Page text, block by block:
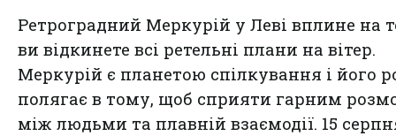
Ретроградний Меркурій у Леві вплине на
ви відкинете всі ретельні плани на вітер.
Меркурій є планетою спілкування і його
полягає в тому, щоб сприяти гарним
між людьми та плавній взаємодії. 15